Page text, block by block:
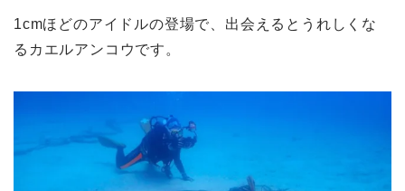
1cmほどのアイドルの登場で、出会えるとうれしくな
るカエルアンコウです。